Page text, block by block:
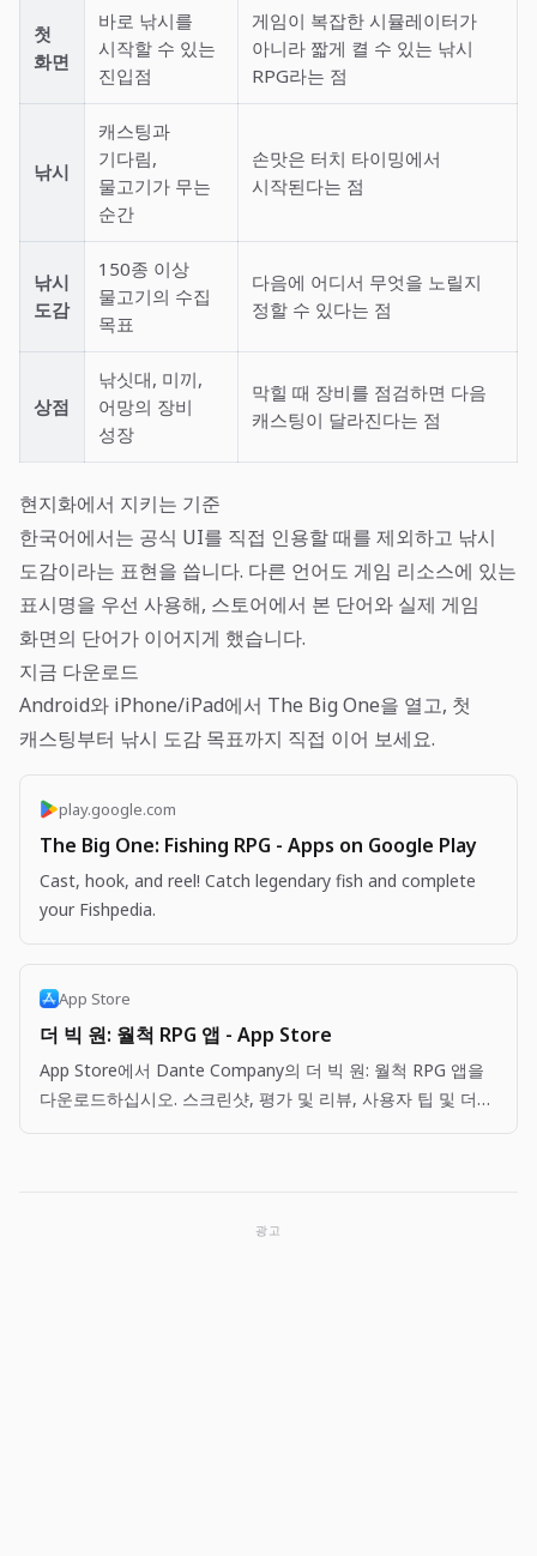
첫
화면
바로 낚시를
시작할 수 있는
진입점
게임이 복잡한 시뮬레이터가
아니라 짧게 켤 수 있는 낚시
RPG라는 점
낚시
캐스팅과
기다림,
물고기가 무는
순간
손맛은 터치 타이밍에서
시작된다는 점
낚시
도감
150종 이상
물고기의 수집
목표
다음에 어디서 무엇을 노릴지
정할 수 있다는 점
상점
낚싯대, 미끼,
어망의 장비
성장
막힐 때 장비를 점검하면 다음
캐스팅이 달라진다는 점
현지화에서 지키는 기준
한국어에서는 공식 UI를 직접 인용할 때를 제외하고 낚시
도감이라는 표현을 씁니다. 다른 언어도 게임 리소스에 있는
표시명을 우선 사용해, 스토어에서 본 단어와 실제 게임
화면의 단어가 이어지게 했습니다.
지금 다운로드
Android와 iPhone/iPad에서 The Big One을 열고, 첫
캐스팅부터 낚시 도감 목표까지 직접 이어 보세요.
play.google.com
The Big One: Fishing RPG - Apps on Google Play
Cast, hook, and reel! Catch legendary fish and complete
your Fishpedia.
App Store
더 빅 원: 월척 RPG 앱 - App Store
App Store에서 Dante Company의 더 빅 원: 월척 RPG 앱을
다운로드하십시오. 스크린샷, 평가 및 리뷰, 사용자 팁 및 더
광고